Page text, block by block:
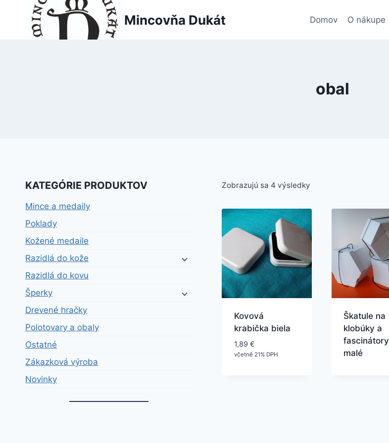
Mincovňa Dukát Domov O nákupe
obal
Zobrazujú sa 4 výsledky
Kovová
krabička biela
1,89 €
včetně 21% DPH
Škatule na
klobúky a
fascinátory
malé
KATEGÓRIE PRODUKTOV
Mince a medaily
Poklady
Kožené medaile
Razidlá do kože
Razidlá do kovu
Šperky
Drevené hračky
Polotovary a obaly
Ostatné
Zákazková výroba
Novinky